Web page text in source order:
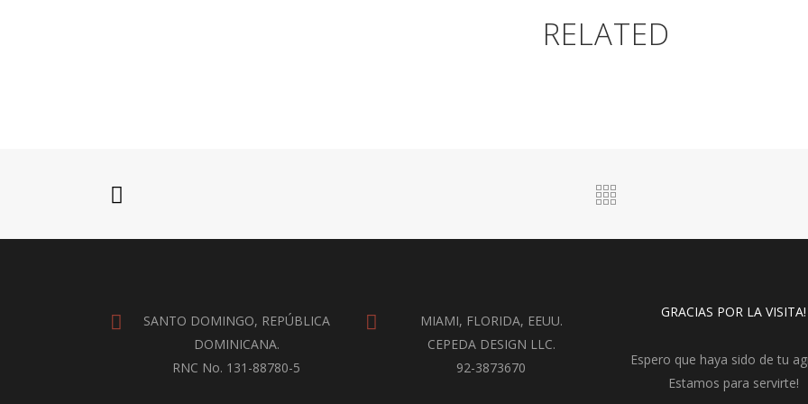
RELATED
SANTO DOMINGO, REPÚBLICA
DOMINICANA.
RNC No. 131-88780-5
MIAMI, FLORIDA, EEUU.
CEPEDA DESIGN LLC.
92-3873670
GRACIAS POR LA VISITA!
Espero que haya sido de tu
Estamos para servirte!